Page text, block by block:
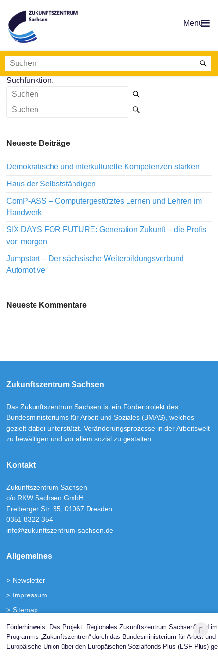
Inhalt
springen
Zukunftszentrum
Sachsen
Wegweisen.
Weiterbilden.
Wissen.
Es sieht so aus, als ob wir nicht das finden konnten,
wonach du gesucht hast. Möglicherweise hilft die
Suchfunktion.
Neueste Beiträge
Demokratische und interkulturelle Kompetenzen stärken
Haus der Selbstständigen
ComP-ASS – Computergestütztes Lernen und Lehren im
Handwerk
SIX DAYS FOR FUTURE: Generation Zukunft – die Profis
von morgen
Jumpstart – Der sächsische Weiterbildungsverbund
Automotive
Neueste Kommentare
Förderhinweis: Das Projekt „Regionales Zukunftszentrum Sachsen“ wird
Programms „Zukunftszentren“ durch das Bundesministerium für Arbeit
Europäische Union über den Europäischen Sozialfonds Plus (ESF Plus)
Zukunftszentrum Sachsen
Das Zukunftszentrum Sachsen ist ein Förderprojekt des
Bundesministeriums für Arbeit und Soziales (BMAS), welches
gezielt dabei unterstützt, Veränderungsprozesse in der Arbeitswelt
zu bewältigen und vor allem sozial zu gestalten.
Kontakt
Zukunftszentrum Sachsen
c/o RKW Sachsen GmbH
Freiberger Str. 35, 01067 Dresden
0351 8322 354
info@zukunftszentrum-sachsen.de
Allgemeines
Newsletter
Impressum
Sitemap
Barrierefreiheit
Folgen Sie uns!